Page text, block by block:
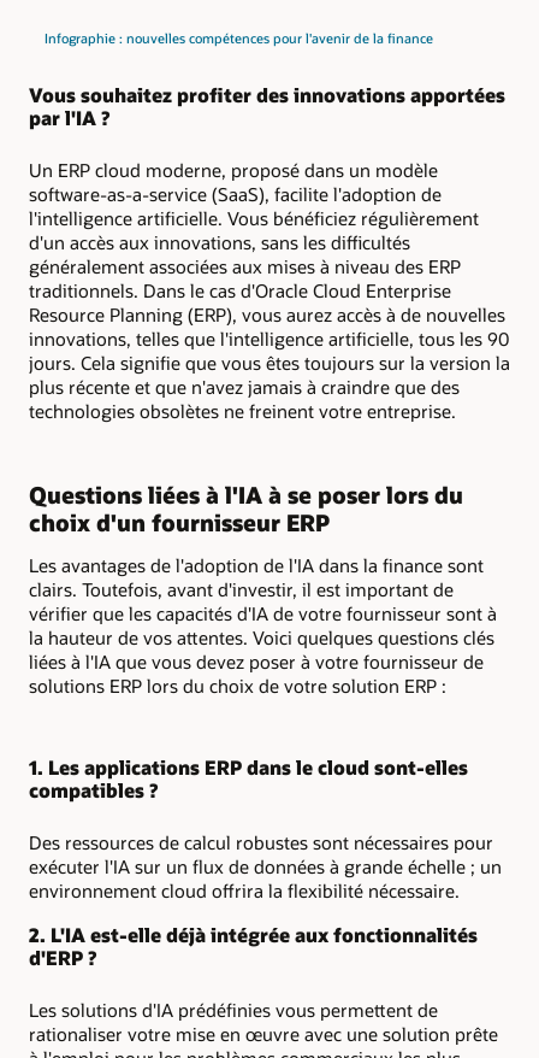
Infographie : nouvelles compétences pour l'avenir de la finance
Vous souhaitez profiter des innovations apportées
par l'IA ?
Un ERP cloud moderne, proposé dans un modèle
software-as-a-service (SaaS), facilite l'adoption de
l'intelligence artificielle. Vous bénéficiez régulièrement
d'un accès aux innovations, sans les difficultés
généralement associées aux mises à niveau des ERP
traditionnels. Dans le cas d'Oracle Cloud Enterprise
Resource Planning (ERP), vous aurez accès à de nouvelles
innovations, telles que l'intelligence artificielle, tous les 90
jours. Cela signifie que vous êtes toujours sur la version la
plus récente et que n'avez jamais à craindre que des
technologies obsolètes ne freinent votre entreprise.
Questions liées à l'IA à se poser lors du
choix d'un fournisseur ERP
Les avantages de l'adoption de l'IA dans la finance sont
clairs. Toutefois, avant d'investir, il est important de
vérifier que les capacités d'IA de votre fournisseur sont à
la hauteur de vos attentes. Voici quelques questions clés
liées à l'IA que vous devez poser à votre fournisseur de
solutions ERP lors du choix de votre solution ERP :
1. Les applications ERP dans le cloud sont-elles
compatibles ?
Des ressources de calcul robustes sont nécessaires pour
exécuter l'IA sur un flux de données à grande échelle ; un
environnement cloud offrira la flexibilité nécessaire.
2. L'IA est-elle déjà intégrée aux fonctionnalités
d'ERP ?
Les solutions d'IA prédéfinies vous permettent de
rationaliser votre mise en œuvre avec une solution prête